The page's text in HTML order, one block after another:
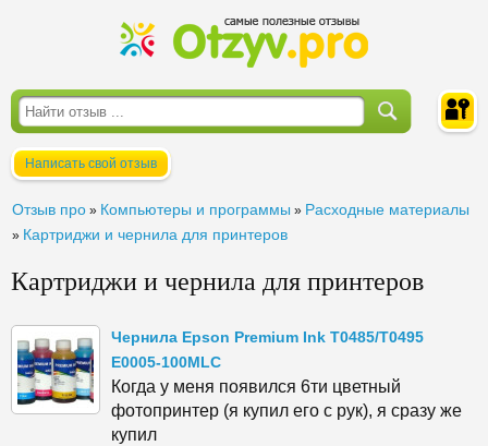
Написать свой отзыв
Отзыв про » Компьютеры и программы » Расходные материалы
» Картриджи и чернила для принтеров
Картриджи и чернила для принтеров
Чернила Epson Premium Ink T0485/T0495
E0005-100MLC
Когда у меня появился 6ти цветный
фотопринтер (я купил его с рук), я сразу же
купил